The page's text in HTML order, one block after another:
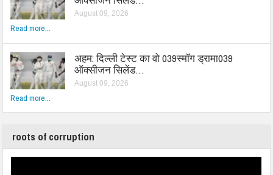
August 09, 2026
Read more...
अहम: दिल्ली टेस्ट का वो 039स्मॉग ड्रामा039
ऑक्सीजन सिलेंड…
August 09, 2026
Read more...
roots of corruption